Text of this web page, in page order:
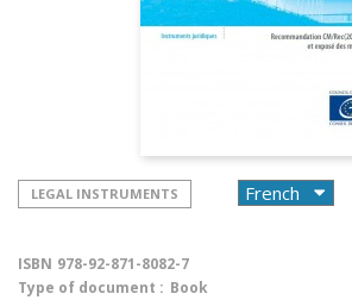
LEGAL INSTRUMENTS
ISBN 978-92-871-8082-7
Type of document : Book